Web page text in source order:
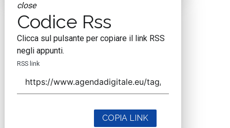
close
Codice Rss
Clicca sul pulsante per copiare il link RSS
negli appunti.
RSS link
COPIA LINK